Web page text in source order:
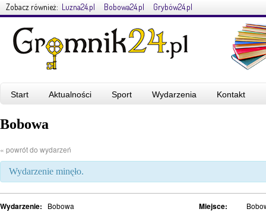
Zobacz również: Luzna24.pl Bobowa24.pl Grybów24.pl
Start Aktualności Sport Wydarzenia Kontakt
Bobowa
« powrót do wydarzeń
Wydarzenie minęło.
Wydarzenie: Bobowa Miejsce: